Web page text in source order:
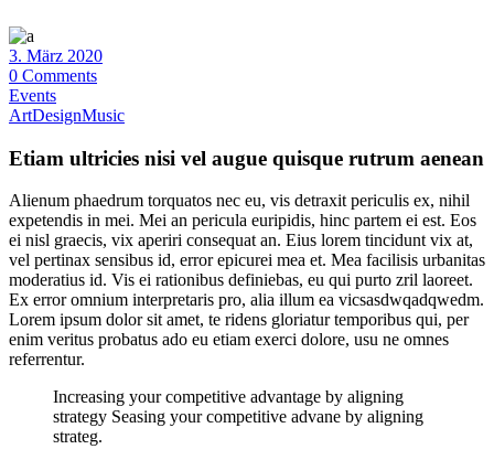
3. März 2020
0 Comments
Events
ArtDesignMusic
Etiam ultricies nisi vel augue quisque rutrum aenean
Alienum phaedrum torquatos nec eu, vis detraxit periculis ex, nihil
expetendis in mei. Mei an pericula euripidis, hinc partem ei est. Eos
ei nisl graecis, vix aperiri consequat an. Eius lorem tincidunt vix at,
vel pertinax sensibus id, error epicurei mea et. Mea facilisis urbanitas
moderatius id. Vis ei rationibus definiebas, eu qui purto zril laoreet.
Ex error omnium interpretaris pro, alia illum ea vicsasdwqadqwedm.
Lorem ipsum dolor sit amet, te ridens gloriatur temporibus qui, per
enim veritus probatus ado eu etiam exerci dolore, usu ne omnes
referrentur.
Increasing your competitive advantage by aligning
strategy Seasing your competitive advane by aligning
strateg.